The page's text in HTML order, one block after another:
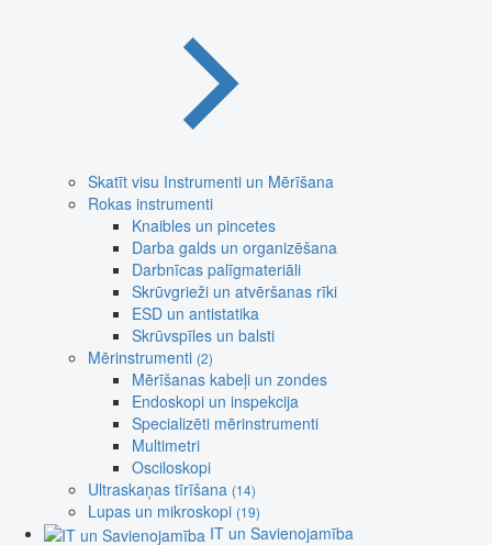
Skatīt visu Instrumenti un Mērīšana
Rokas instrumenti
Knaibles un pincetes
Darba galds un organizēšana
Darbnīcas palīgmateriāli
Skrūvgrieži un atvēršanas rīki
ESD un antistatika
Skrūvspīles un balsti
Mērinstrumenti (2)
Mērīšanas kabeļi un zondes
Endoskopi un inspekcija
Specializēti mērinstrumenti
Multimetri
Osciloskopi
Ultraskaņas tīrīšana (14)
Lupas un mikroskopi (19)
IT un Savienojamība